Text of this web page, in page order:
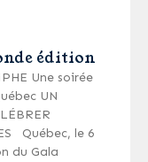
édition
Une soirée
UN
Québec, le 6
du Gala